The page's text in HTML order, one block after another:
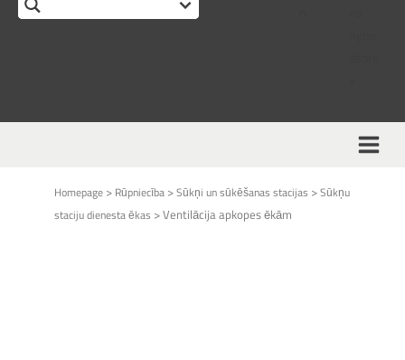
Homepage > Rūpniecība >Sūkņi un sūkēšanas stacijas >Sūkņu
staciju dienesta ēkas >Ventilācija apkopes ēkām